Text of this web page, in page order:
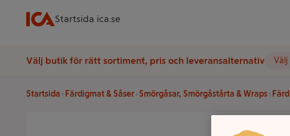
Startsida ica.se
Välj butik för rätt sortiment, pris och leveransalternativ Välj
Startsida Färdigmat & Såser Smörgåsar, Smörgåstårta & Wraps